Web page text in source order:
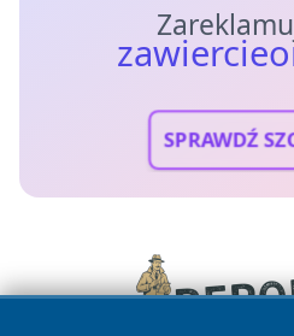
SPRAWDŹ